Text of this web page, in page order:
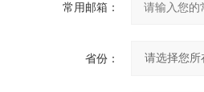
常用邮箱：
省份：